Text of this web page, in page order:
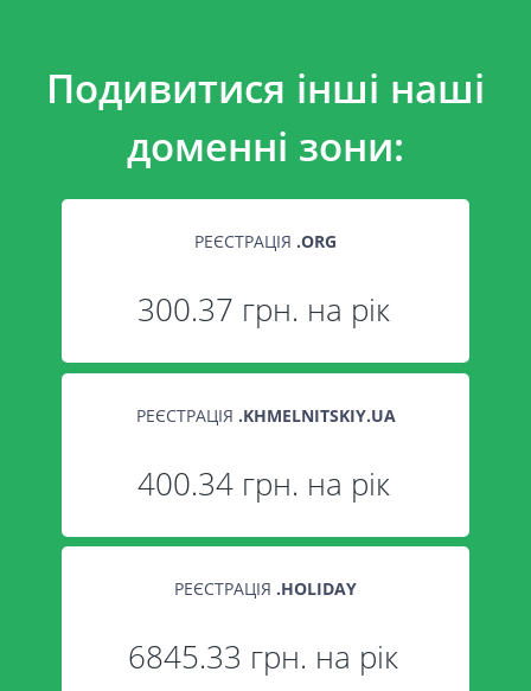
Подивитися інші наші
доменні зони:
РЕЄСТРАЦІЯ .ORG
300.37 грн. на рік
РЕЄСТРАЦІЯ .KHMELNITSKIY.UA
400.34 грн. на рік
РЕЄСТРАЦІЯ .HOLIDAY
6845.33 грн. на рік